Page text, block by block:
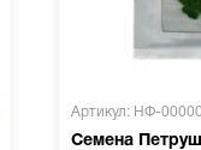
Артикул: НФ-
Семена